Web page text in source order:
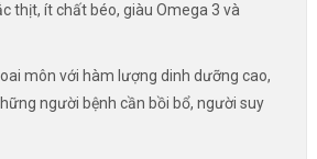
thịt, ít chất béo, giàu Omega 3 và
môn với hàm lượng dinh dưỡng cao,
người bệnh cần bồi bổ, người suy